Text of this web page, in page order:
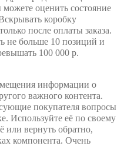
оценить состояние
коробку
после оплаты заказа.
не больше 10 позиций и
100 000 р.
информации о
важного контента.
покупателя вопросы
Используйте её по своему
или вернуть обратно,
компонента. Очень